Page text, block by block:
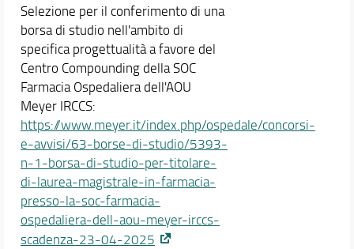
Selezione per il conferimento di una
borsa di studio nell'ambito di
specifica progettualità a favore del
Centro Compounding della SOC
Farmacia Ospedaliera dell'AOU
Meyer IRCCS:
https://www.meyer.it/index.php/ospedale/concorsi-
e-avvisi/63-borse-di-studio/5393-
n-1-borsa-di-studio-per-titolare-
di-laurea-magistrale-in-farmacia-
presso-la-soc-farmacia-
ospedaliera-dell-aou-meyer-irccs-
scadenza-23-04-2025